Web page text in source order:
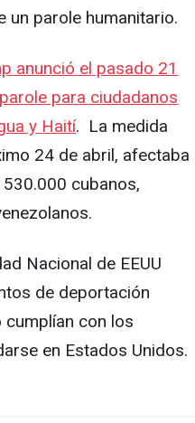
un parole humanitario.
anunció el pasado 21
para ciudadanos
y Haití. La medida
24 de abril, afectaba
cubanos,
Nacional de EEUU
de deportación
cumplían con los
en Estados Unidos.